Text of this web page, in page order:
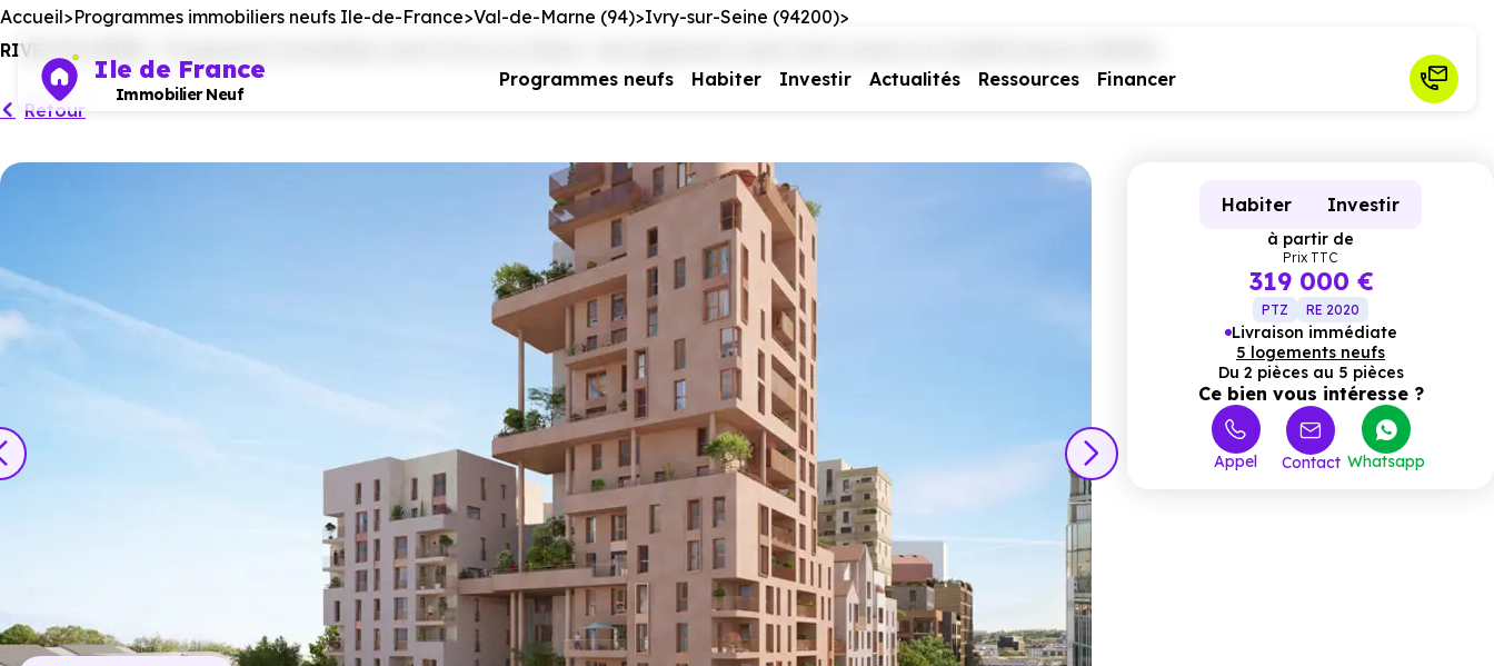
Ile de France
Immobilier Neuf
Programmes neufs Habiter Investir Actualités Ressources Financer
Accueil Programmes immobiliers neufs Ile-de-France Val-de-Marne (94) Ivry-sur-Seine (94200)
RIVES DE SEINE - Programme immobilier neuf à Ivry-sur-Seine : des logements neufs entre nature et mobilité douce (94200)
Retour
Habiter Investir
à partir de
Prix TTC
319 000 €
PTZ RE 2020
Livraison immédiate
5 logements neufs
Du 2 pièces au 5 pièces
Ce bien vous intéresse ?
Appel Contact Whatsapp